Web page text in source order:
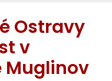
Ostravy
v
Muglinov